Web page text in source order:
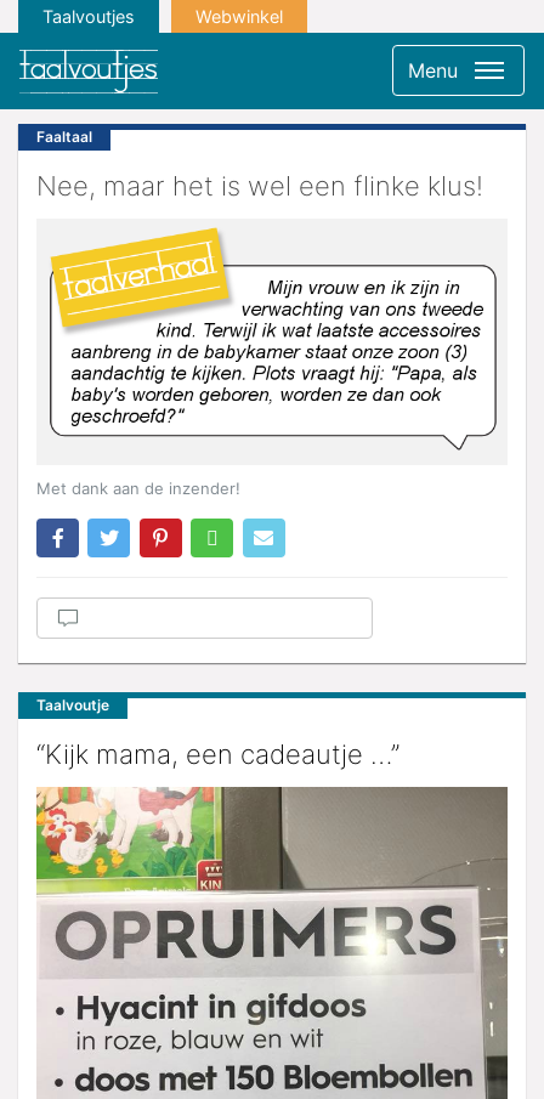
Taalvoutjes Webwinkel
Menu
Faaltaal
Nee, maar het is wel een flinke klus!
Met dank aan de inzender!
Taalvoutje
“Kijk mama, een cadeautje …”